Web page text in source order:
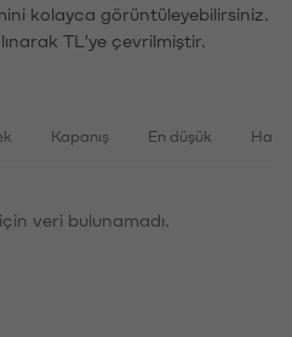
kolayca görüntüleyebilirsiniz.
TL'ye çevrilmiştir.
Kapanış En düşük
veri bulunamadı.